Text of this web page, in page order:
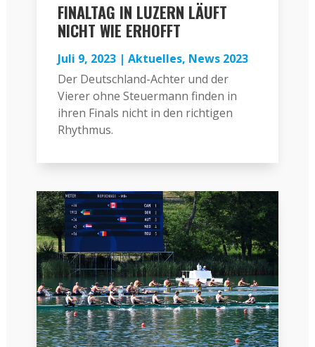
FINALTAG IN LUZERN LÄUFT
NICHT WIE ERHOFFT
Juli 9, 2023| Aktuelles, News 2023
Der Deutschland-Achter und der
Vierer ohne Steuermann finden in
ihren Finals nicht in den richtigen
Rhythmus.